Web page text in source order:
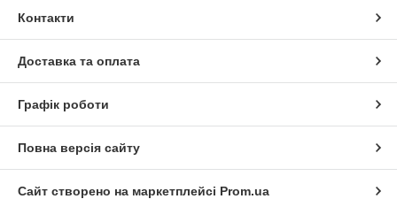
Контакти
Доставка та оплата
Графік роботи
Повна версія сайту
Сайт створено на маркетплейсі Prom.ua